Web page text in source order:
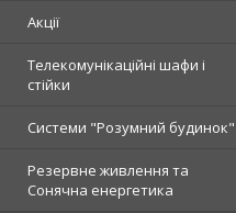
Акції
Телекомунікаційні шафи і
стійки
Системи "Розумний будинок"
Резервне живлення та
Сонячна енергетика